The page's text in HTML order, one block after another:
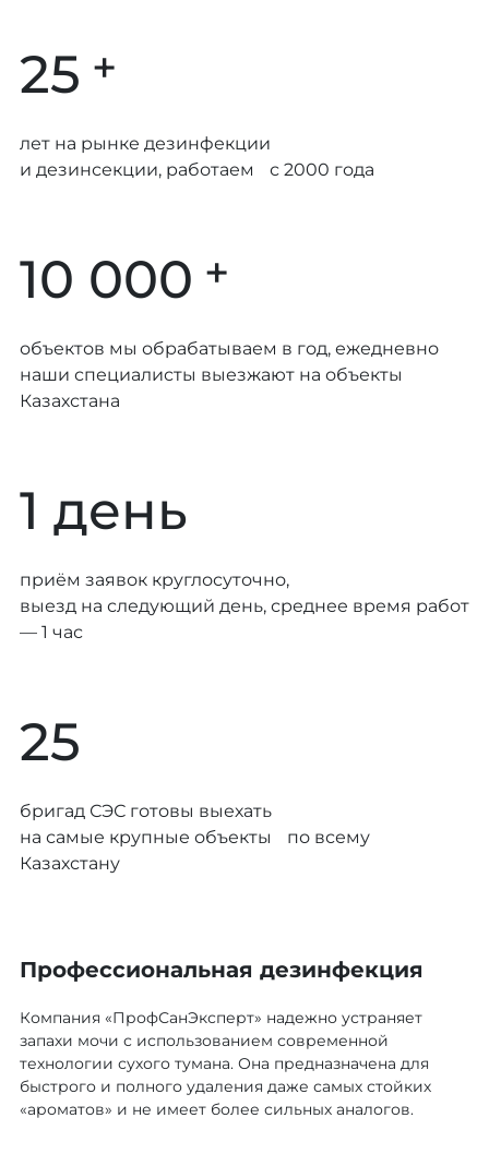
25 +
лет на рынке дезинфекции
и дезинсекции, работаем с 2000 года
10 000 +
объектов мы обрабатываем в год, ежедневно
наши специалисты выезжают на объекты
Казахстана
1 день
приём заявок круглосуточно,
выезд на следующий день, среднее время работ
— 1 час
25
бригад СЭС готовы выехать
на самые крупные объекты по всему
Казахстану
Профессиональная дезинфекция
Компания «ПрофСанЭксперт» надежно устраняет
запахи мочи с использованием современной
технологии сухого тумана. Она предназначена для
быстрого и полного удаления даже самых стойких
«ароматов» и не имеет более сильных аналогов.